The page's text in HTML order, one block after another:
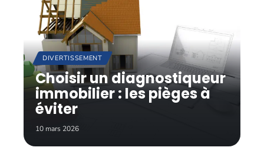
DIVERTISSEMENT
Choisir un diagnostiqueur
immobilier : les pièges à
éviter
10 mars 2026